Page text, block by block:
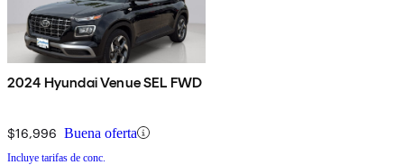
2024 Hyundai Venue SEL FWD
$16,996 Buena oferta
Incluye tarifas de conc.